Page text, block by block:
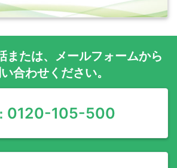
または、 メールフォームから
合わせください。
0120-105-500